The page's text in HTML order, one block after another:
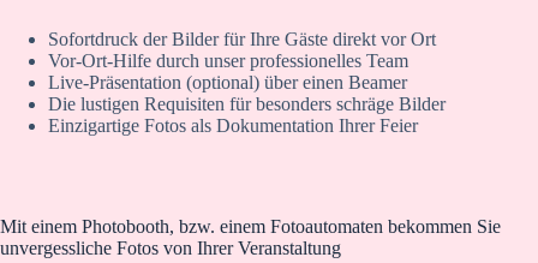
Sofortdruck der Bilder für Ihre Gäste direkt vor Ort
Vor-Ort-Hilfe durch unser professionelles Team
Live-Präsentation (optional) über einen Beamer
Die lustigen Requisiten für besonders schräge Bilder
Einzigartige Fotos als Dokumentation Ihrer Feier
Mit einem Photobooth, bzw. einem Fotoautomaten bekommen Sie
unvergessliche Fotos von Ihrer Veranstaltung